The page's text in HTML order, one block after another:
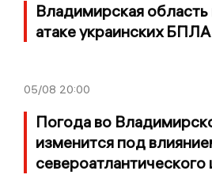
Владимирская область
атаке украинских БПЛА
05/08 20:00
Погода во
изменится под
североатлантического